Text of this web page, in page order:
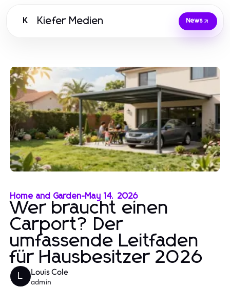
K Kiefer Medien News
Home and Garden-May 14, 2026
Wer braucht einen
Carport? Der
umfassende Leitfaden
für Hausbesitzer 2026
L Louis Cole
admin